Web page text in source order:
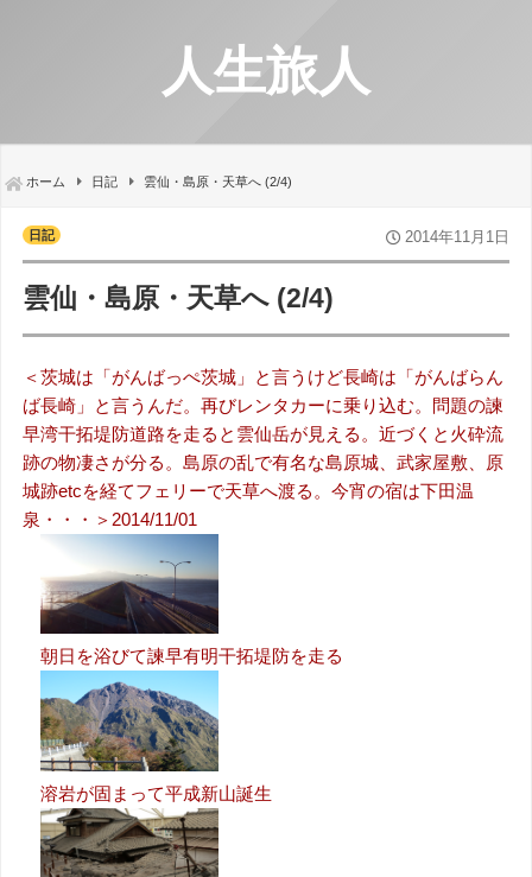
人生旅人
ホーム 日記 雲仙・島原・天草へ (2/4)
日記 2014年11月1日
雲仙・島原・天草へ (2/4)
＜茨城は「がんばっぺ茨城」と言うけど長崎は「がんばらん
ば長崎」と言うんだ。再びレンタカーに乗り込む。問題の諫
早湾干拓堤防道路を走ると雲仙岳が見える。近づくと火砕流
跡の物凄さが分る。島原の乱で有名な島原城、武家屋敷、原
城跡etcを経てフェリーで天草へ渡る。今宵の宿は下田温
泉・・・＞2014/11/01
朝日を浴びて諫早有明干拓堤防を走る
溶岩が固まって平成新山誕生